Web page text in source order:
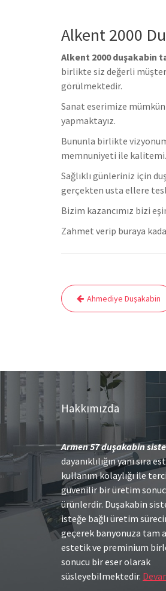
Alkent 2000
Alkent 2000 duşakabin
birlikte siz değerli
görülmektedir.
Sanat eserimize
yapmaktayız.
Bununla birlikte
memnuniyeti ile
Sağlıklı günleriniz için
gerçekten usta ellere
Bizim kazancımız bizi
Zahmet verip buraya
Yazı
gezinmesi
Ahmediye Duşakabin
Hakkımızda
Armen 57duşakabin
dayanıklılığın yanı sıra
kullanım kolaylığı ile
güvenilir bir üretim
ürünlerdir. Duşakabin
isteğe bağlı üretim
geçerek banyonuza tam
estetik ve preminium
sonucu bir eser olarak
süsleyebilmektedir.